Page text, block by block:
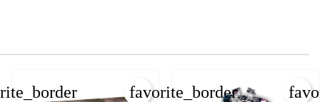
favorite_border